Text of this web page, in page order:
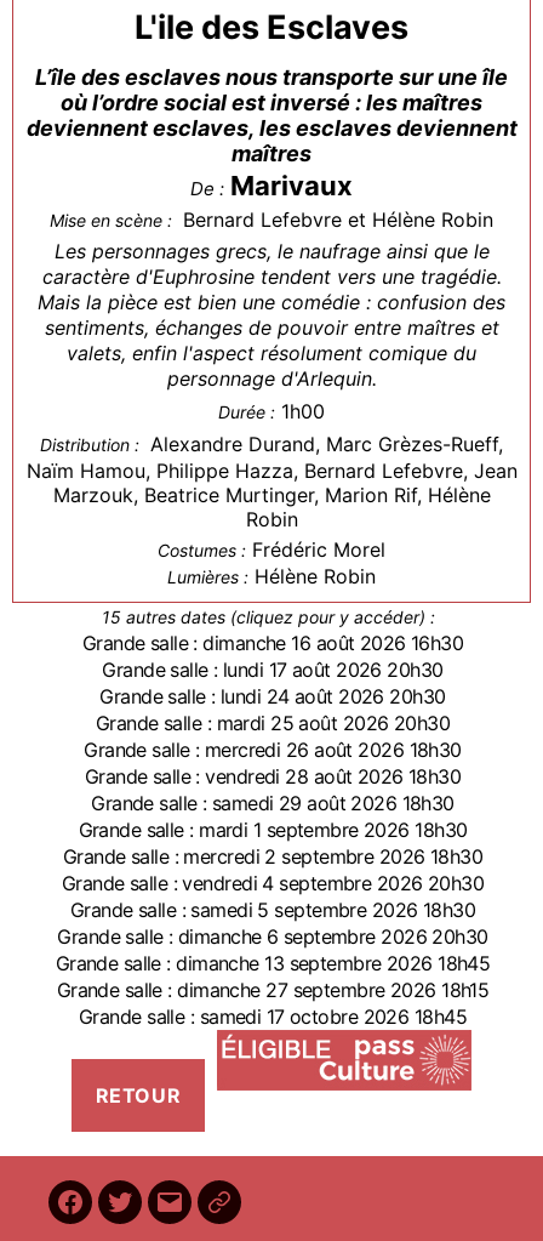
L'ile des Esclaves
L’île des esclaves nous transporte sur une île
où l’ordre social est inversé : les maîtres
deviennent esclaves, les esclaves deviennent
maîtres
De : Marivaux
Mise en scène : Bernard Lefebvre et Hélène Robin
Les personnages grecs, le naufrage ainsi que le
caractère d'Euphrosine tendent vers une tragédie.
Mais la pièce est bien une comédie : confusion des
sentiments, échanges de pouvoir entre maîtres et
valets, enfin l'aspect résolument comique du
personnage d'Arlequin.
Durée : 1h00
Distribution : Alexandre Durand, Marc Grèzes-Rueff,
Naïm Hamou, Philippe Hazza, Bernard Lefebvre, Jean
Marzouk, Beatrice Murtinger, Marion Rif, Hélène
Robin
Costumes : Frédéric Morel
Lumières : Hélène Robin
15 autres dates (cliquez pour y accéder) :
Grande salle : dimanche 16 août 2026 16h30
Grande salle : lundi 17 août 2026 20h30
Grande salle : lundi 24 août 2026 20h30
Grande salle : mardi 25 août 2026 20h30
Grande salle : mercredi 26 août 2026 18h30
Grande salle : vendredi 28 août 2026 18h30
Grande salle : samedi 29 août 2026 18h30
Grande salle : mardi 1 septembre 2026 18h30
Grande salle : mercredi 2 septembre 2026 18h30
Grande salle : vendredi 4 septembre 2026 20h30
Grande salle : samedi 5 septembre 2026 18h30
Grande salle : dimanche 6 septembre 2026 20h30
Grande salle : dimanche 13 septembre 2026 18h45
Grande salle : dimanche 27 septembre 2026 18h15
Grande salle : samedi 17 octobre 2026 18h45
Facebook
Twitter
E-
BilletReduc